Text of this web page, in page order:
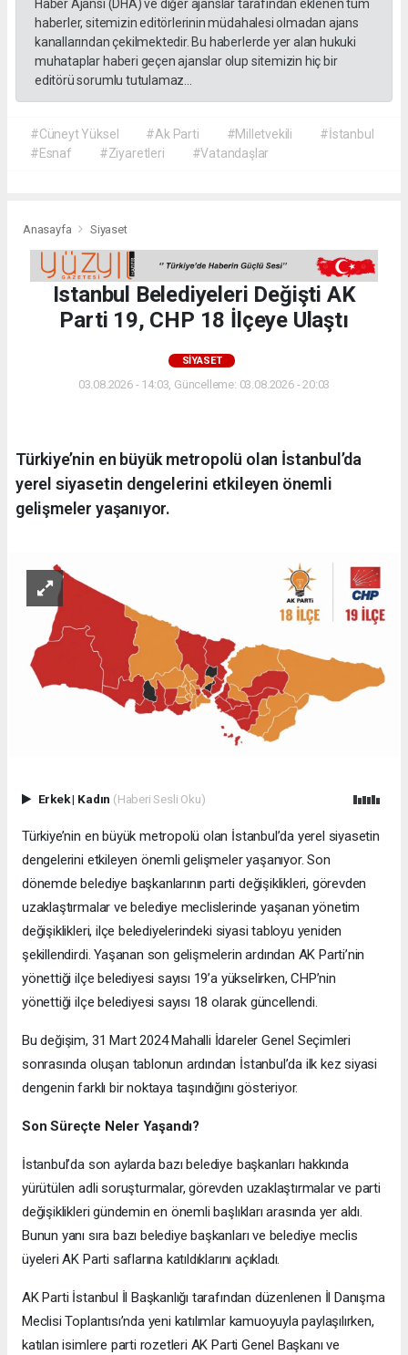
Haber Ajansı (DHA) ve diğer ajanslar tarafından eklenen tüm
haberler, sitemizin editörlerinin müdahalesi olmadan ajans
kanallarından çekilmektedir. Bu haberlerde yer alan hukuki
muhataplar haberi geçen ajanslar olup sitemizin hiç bir
editörü sorumlu tutulamaz...
#Cüneyt Yüksel #Ak Parti #Milletvekili
#İstanbul
#Esnaf
#Ziyaretleri #Vatandaşlar
Anasayfa Siyaset
Istanbul Belediyeleri Değişti AK
Parti 19, CHP 18 İlçeye Ulaştı
SIYASET
03.08.2026 - 14:03, Güncelleme: 03.08.2026 - 20:03
Türkiye’nin en büyük metropolü olan İstanbul’da
yerel siyasetin dengelerini etkileyen önemli
gelişmeler yaşanıyor.
Erkek| Kadın (Haberi Sesli Oku)
Türkiye’nin en büyük metropolü olan İstanbul’da yerel siyasetin
dengelerini etkileyen önemli gelişmeler yaşanıyor. Son
dönemde belediye başkanlarının parti değişiklikleri, görevden
uzaklaştırmalar ve belediye meclislerinde yaşanan yönetim
değişiklikleri, ilçe belediyelerindeki siyasi tabloyu yeniden
şekillendirdi. Yaşanan son gelişmelerin ardından AK Parti’nin
yönettiği ilçe belediyesi sayısı 19’a yükselirken, CHP’nin
yönettiği ilçe belediyesi sayısı 18 olarak güncellendi.
Bu değişim, 31 Mart 2024 Mahalli İdareler Genel Seçimleri
sonrasında oluşan tablonun ardından İstanbul’da ilk kez siyasi
dengenin farklı bir noktaya taşındığını gösteriyor.
Son Süreçte Neler Yaşandı?
İstanbul’da son aylarda bazı belediye başkanları hakkında
yürütülen adli soruşturmalar, görevden uzaklaştırmalar ve parti
değişiklikleri gündemin en önemli başlıkları arasında yer aldı.
Bunun yanı sıra bazı belediye başkanları ve belediye meclis
üyeleri AK Parti saflarına katıldıklarını açıkladı.
AK Parti İstanbul İl Başkanlığı tarafından düzenlenen İl Danışma
Meclisi Toplantısı’nda yeni katılımlar kamuoyuyla paylaşılırken,
katılan isimlere parti rozetleri AK Parti Genel Başkanı ve